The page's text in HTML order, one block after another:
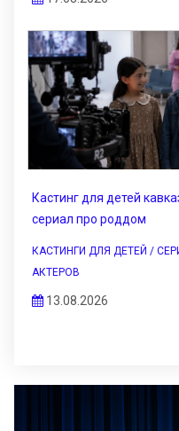
Кастинг для детей
сериал про роддом
КАСТИНГИ ДЛЯ ДЕТЕЙ /
АКТЕРОВ
13.08.2026